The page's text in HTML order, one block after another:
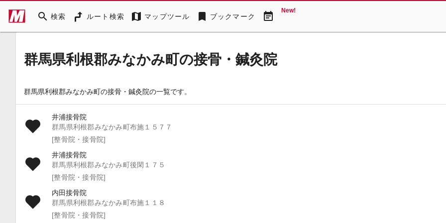
search 検索 ルート検索 map マップツール bookmark ブックマーク event_note New!
群馬県利根郡みなかみ町の接骨・鍼灸院
群馬県利根郡みなかみ町の接骨・鍼灸院の一覧です。
井浦接骨院
群馬県利根郡みなかみ町布施１５７７
[整骨院・接骨院]
井浦接骨院
群馬県利根郡みなかみ町後閑１７５
[整骨院・接骨院]
内田接骨院
群馬県利根郡みなかみ町布施１１８
[整骨院・接骨院]